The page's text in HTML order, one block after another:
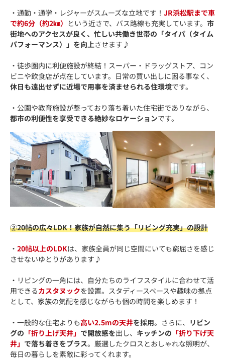
・通勤・通学・レジャーがスムーズな立地です！ JR浜松駅まで車
で約6分（約2㎞） という近さで、バス路線も充実しています。 市
街地へのアクセスが良く、忙しい共働き世帯の「タイパ（タイム
パフォーマンス）」を向上させます♪
・徒歩圏内に利便施設が終結！スーパー・ドラッグストア、コン
ビニや飲食店が点在しています。日常の買い出しに困る事なく、
休日も遠出せずに近場で用事を済ませられる住環境です。
・公園や教育施設が整っており落ち着いた住宅街でありながら、
都市の利便性を享受できる絶妙なロケーションです。
②20帖の広々LDK！家族が自然に集う「リビング充実」の設計
・ 20帖以上のLDKは、家族全員が同じ空間にいても窮屈さを感じ
させないゆとりがあります♪
・リビングの一角には、自分たちのライフスタイルに合わせて活
用できるカスタヌックを設置。スタディースペースや趣味の拠点
として、家族の気配を感じながらも個の時間を楽しめます！
・一般的な住宅よりも高い2.5mの天井を採用。さらに、 リビン
グの 「折り上げ天井」 で開放感を出し、 キッチンの 「折り下げ天
井」 で落ち着きをプラス。厳選したクロスとおしゃれな照明が、
毎日の暮らしを素敵に彩ってくれます。